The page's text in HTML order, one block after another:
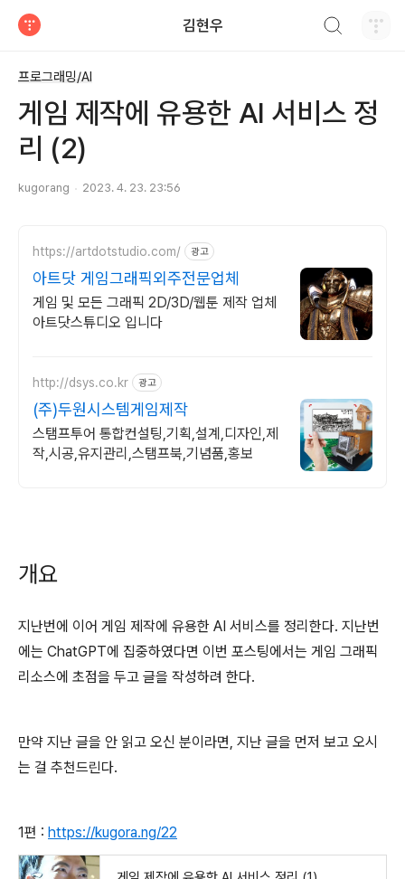
김현우
프로그래밍/AI
게임 제작에 유용한 AI 서비스 정
리 (2)
kugorang 2023. 4. 23. 23:56
https://artdotstudio.com/ 광고
아트닷 게임그래픽외주전문업체
게임 및 모든 그래픽 2D/3D/웹툰 제작 업체
아트닷스튜디오 입니다
http://dsys.co.kr 광고
(주)두원시스템게임제작
스탬프투어 통합컨설팅,기획,설계,디자인,제
작,시공,유지관리,스탬프북,기념품,홍보
개요
지난번에 이어 게임 제작에 유용한 AI 서비스를 정리한다. 지난번
에는 ChatGPT에 집중하였다면 이번 포스팅에서는 게임 그래픽
리소스에 초점을 두고 글을 작성하려 한다.
만약 지난 글을 안 읽고 오신 분이라면, 지난 글을 먼저 보고 오시
는 걸 추천드린다.
1편 : https://kugora.ng/22